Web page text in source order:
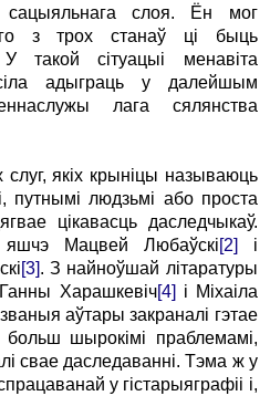
сацыяльнага слоя. Ён мог
з трох станаў ці быць
такой сітуацыі менавіта
адыграць у далейшым
лага сялянства
слуг, якіх крыніцы называюць
путнымі людзьмі або проста
цікавасць даследчыкаў.
Мацвей Любаўскі[2]
і
[3]. З найноўшай літаратуры
Харашкевіч[4] і Міхаіла
аўтары закраналі гэтае
шырокімі праблемамі,
свае даследаванні. Тэма ж у
у гістарыяграфіі і,